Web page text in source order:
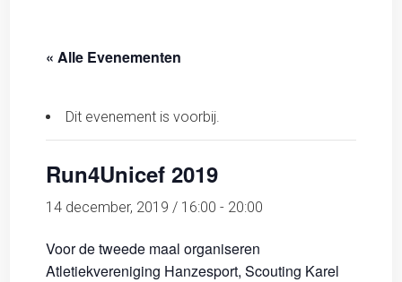
« Alle Evenementen
Dit evenement is voorbij.
Run4Unicef 2019
14 december, 2019 / 16:00 - 20:00
Voor de tweede maal organiseren
Atletiekvereniging Hanzesport, Scouting Karel